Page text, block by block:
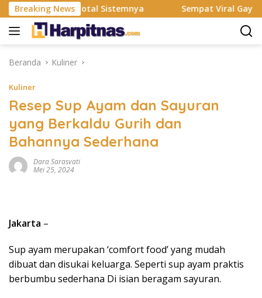
Langsung
ke
konten
Breaking News
Rombak Total Sistemnya Sempat Viral Gaya ASI
Beranda Kuliner
Kuliner
Resep Sup Ayam dan Sayuran
yang Berkaldu Gurih dan
Bahannya Sederhana
Dara Sarasvati
Mei 25, 2024
Jakarta –
Sup ayam merupakan ‘comfort food’ yang mudah
dibuat dan disukai keluarga. Seperti sup ayam praktis
berbumbu sederhana Di isian beragam sayuran.